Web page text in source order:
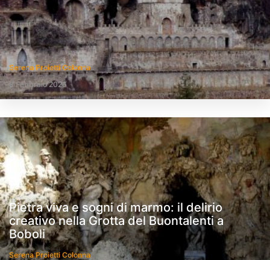
Serena Proietti Colonna
8 Febbraio 2026
Pietra viva e sogni di marmo: il delirio
creativo nella Grotta del Buontalenti a
Boboli
Serena Proietti Colonna